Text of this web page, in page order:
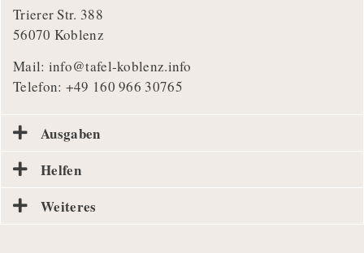
Trierer Str. 388
56070 Koblenz
Mail: info@tafel-koblenz.info
Telefon: +49 160 966 30765
Ausgaben
Helfen
Weiteres